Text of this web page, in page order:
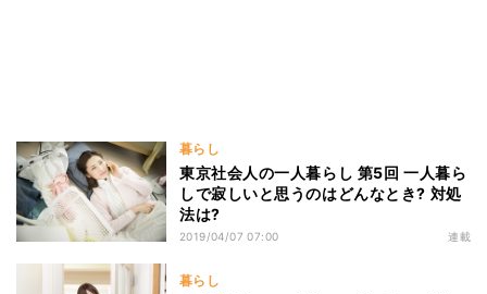
暮らし
東京社会人の一人暮らし 第5回 一人暮ら
しで寂しいと思うのはどんなとき? 対処
法は?
2019/04/07 07:00 連載
暮らし